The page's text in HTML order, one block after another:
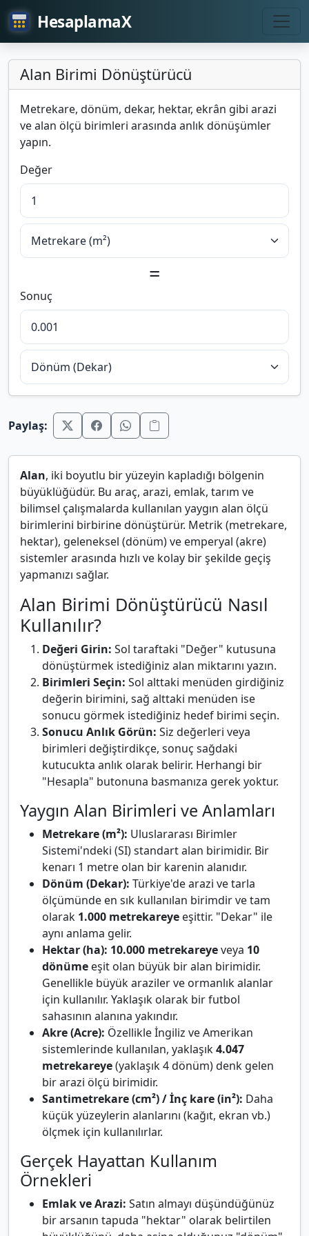
HesaplamaX
Alan Birimi Dönüştürücü
Metrekare, dönüm, dekar, hektar, ekrân gibi arazi
ve alan ölçü birimleri arasında anlık dönüşümler
yapın.
Değer
=
Sonuç
Paylaş:
Alan, iki boyutlu bir yüzeyin kapladığı bölgenin
büyüklüğüdür. Bu araç, arazi, emlak, tarım ve
bilimsel çalışmalarda kullanılan yaygın alan ölçü
birimlerini birbirine dönüştürür. Metrik (metrekare,
hektar), geleneksel (dönüm) ve emperyal (akre)
sistemler arasında hızlı ve kolay bir şekilde geçiş
yapmanızı sağlar.
Alan Birimi Dönüştürücü Nasıl
Kullanılır?
Değeri Girin: Sol taraftaki "Değer" kutusuna
dönüştürmek istediğiniz alan miktarını yazın.
Birimleri Seçin: Sol alttaki menüden girdiğiniz
değerin birimini, sağ alttaki menüden ise
sonucu görmek istediğiniz hedef birimi seçin.
Sonucu Anlık Görün: Siz değerleri veya
birimleri değiştirdikçe, sonuç sağdaki
kutucukta anlık olarak belirir. Herhangi bir
"Hesapla" butonuna basmanıza gerek yoktur.
Yaygın Alan Birimleri ve Anlamları
Metrekare (m²): Uluslararası Birimler
Sistemi'ndeki (SI) standart alan birimidir. Bir
kenarı 1 metre olan bir karenin alanıdır.
Dönüm (Dekar): Türkiye'de arazi ve tarla
ölçümünde en sık kullanılan birimdir ve tam
olarak 1.000 metrekareye eşittir. "Dekar" ile
aynı anlama gelir.
Hektar (ha): 10.000 metrekareyeveya 10
dönüme eşit olan büyük bir alan birimidir.
Genellikle büyük araziler ve ormanlık alanlar
için kullanılır. Yaklaşık olarak bir futbol
sahasının alanına yakındır.
Akre (Acre): Özellikle İngiliz ve Amerikan
sistemlerinde kullanılan, yaklaşık4.047
metrekareye(yaklaşık 4 dönüm) denk gelen
bir arazi ölçü birimidir.
Santimetrekare (cm²) / İnç kare (in²): Daha
küçük yüzeylerin alanlarını (kağıt, ekran vb.)
ölçmek için kullanılırlar.
Gerçek Hayattan Kullanım
Örnekleri
Emlak ve Arazi: Satın almayı düşündüğünüz
bir arsanın tapuda "hektar" olarak belirtilen